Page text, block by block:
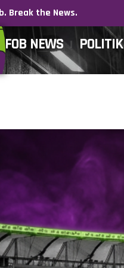
Break the News.
FOB NEWS POLITIK